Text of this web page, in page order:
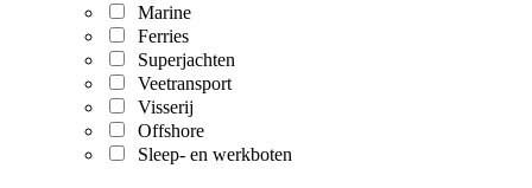
Marine
Ferries
Superjachten
Veetransport
Visserij
Offshore
Sleep- en werkboten